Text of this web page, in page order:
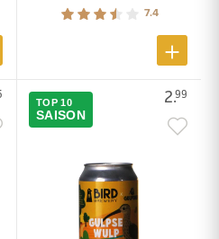
7.4
2.99
TOP 10
SAISON